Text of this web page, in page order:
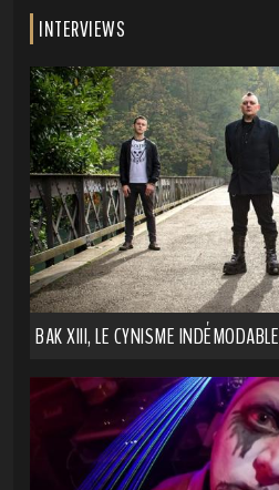
INTERVIEWS
BAK XIII, LE CYNISME INDÉMODABLE